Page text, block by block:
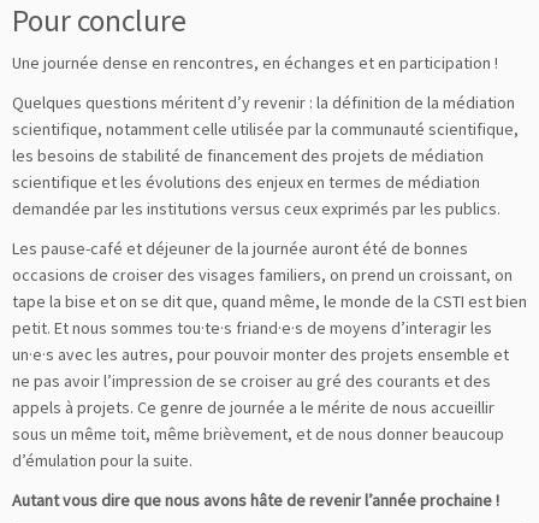
Pour conclure
Une journée dense en rencontres, en échanges et en participation !
Quelques questions méritent d’y revenir : la définition de la médiation
scientifique, notamment celle utilisée par la communauté scientifique,
les besoins de stabilité de financement des projets de médiation
scientifique et les évolutions des enjeux en termes de médiation
demandée par les institutions versus ceux exprimés par les publics.
Les pause-café et déjeuner de la journée auront été de bonnes
occasions de croiser des visages familiers, on prend un croissant, on
tape la bise et on se dit que, quand même, le monde de la CSTI est bien
petit. Et nous sommes tou·te·s friand·e·s de moyens d’interagir les
un·e·s avec les autres, pour pouvoir monter des projets ensemble et
ne pas avoir l’impression de se croiser au gré des courants et des
appels à projets. Ce genre de journée a le mérite de nous accueillir
sous un même toit, même brièvement, et de nous donner beaucoup
d’émulation pour la suite.
Autant vous dire que nous avons hâte de revenir l’année prochaine !